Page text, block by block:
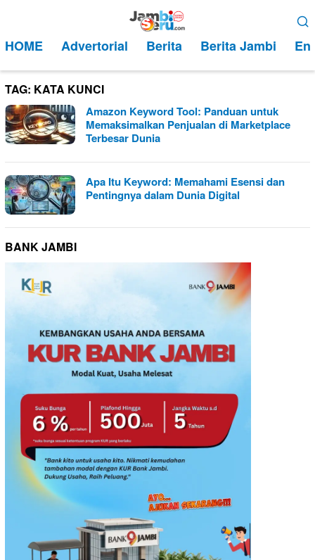
kontenMobile
HOME Advertorial Berita Berita Jambi
TAG: KATA KUNCI
Amazon Keyword Tool: Panduan untuk
Memaksimalkan Penjualan di Marketplace
Terbesar Dunia
Apa Itu Keyword: Memahami Esensi dan
Pentingnya dalam Dunia Digital
BANK JAMBI